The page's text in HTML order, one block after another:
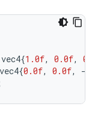
vec4{1.0f, 0.0f,
{0.0f, 0.0f, -